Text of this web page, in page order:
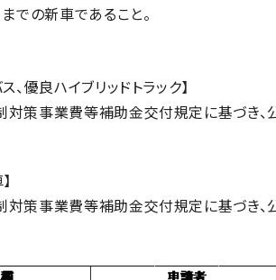
での新車であること。
、優良ハイブリッドトラック】
策事業費等補助金交付規定に基づき
対策事業費等補助金交付規定に基づき